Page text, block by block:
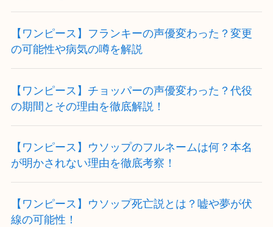
【ワンピース】フランキーの声優変わった？変更
の可能性や病気の噂を解説
【ワンピース】チョッパーの声優変わった？代役
の期間とその理由を徹底解説！
【ワンピース】ウソップのフルネームは何？本名
が明かされない理由を徹底考察！
【ワンピース】ウソップ死亡説とは？嘘や夢が伏
線の可能性！